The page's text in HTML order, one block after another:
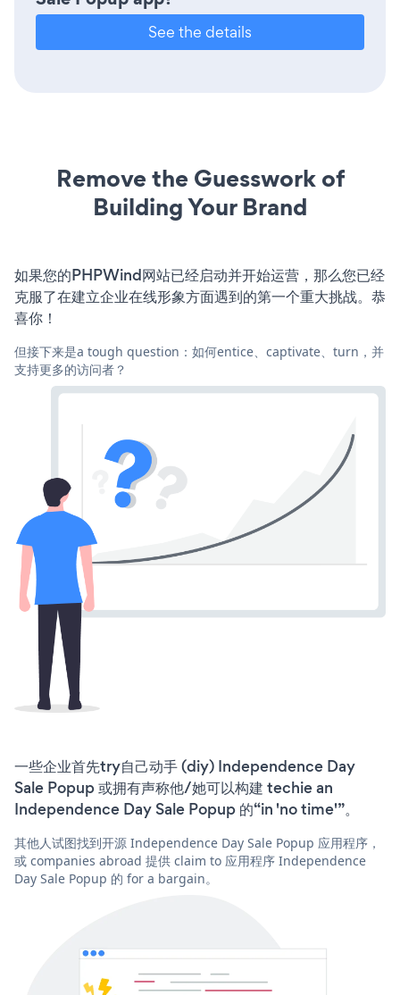
See the details
Remove the Guesswork of
Building Your Brand
如果您的PHPWind网站已经启动并开始运营，那么您已经
克服了在建立企业在线形象方面遇到的第一个重大挑战。恭
喜你！
但接下来是a tough question：如何entice、captivate、turn，并
支持更多的访问者？
一些企业首先try自己动手 (diy) Independence Day
Sale Popup 或拥有声称他/她可以构建 techie an
Independence Day Sale Popup 的“in 'no time'”。
其他人试图找到开源 Independence Day Sale Popup 应用程序，
或 companies abroad 提供 claim to 应用程序 Independence
Day Sale Popup 的 for a bargain。